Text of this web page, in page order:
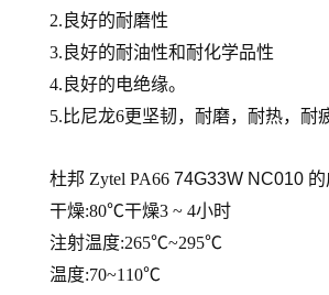
2.良好的耐磨性
3.良好的耐油性和耐化学品性
4.良好的电绝缘。
5.比尼龙6更坚韧，耐磨，耐热，耐
杜邦 Zytel PA66 74G33W NC010 的
干燥:80℃干燥3 ~ 4小时
注射温度:265℃~295℃
温度:70~110℃